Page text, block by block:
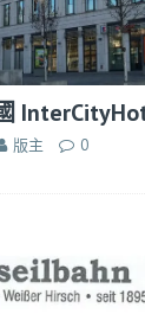
版主 0